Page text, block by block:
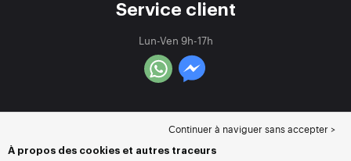
Service client
Lun-Ven 9h-17h
Continuer à naviguer sans accepter >
À propos des cookies et autres traceurs